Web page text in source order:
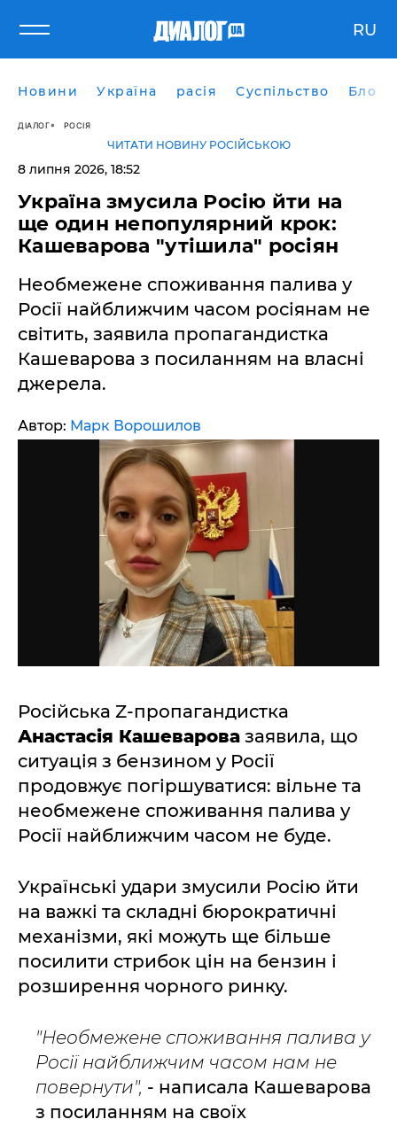
RU
Новини Україна расія Суспільство Блоги
ДІАЛОГ РОСІЯ
ЧИТАТИ НОВИНУ РОСІЙСЬКОЮ
8 липня 2026, 18:52
Україна змусила Росію йти на
ще один непопулярний крок:
Кашеварова "утішила" росіян
Необмежене споживання палива у
Росії найближчим часом росіянам не
світить, заявила пропагандистка
Кашеварова з посиланням на власні
джерела.
Автор: Марк Ворошилов
Російська Z-пропагандистка
Анастасія Кашеварова заявила, що
ситуація з бензином у Росії
продовжує погіршуватися: вільне та
необмежене споживання палива у
Росії найближчим часом не буде.
Українські удари змусили Росію йти
на важкі та складні бюрократичні
механізми, які можуть ще більше
посилити стрибок цін на бензин і
розширення чорного ринку.
"Необмежене споживання палива у
Росії найближчим часом нам не
повернути", - написала Кашеварова
з посиланням на своїх